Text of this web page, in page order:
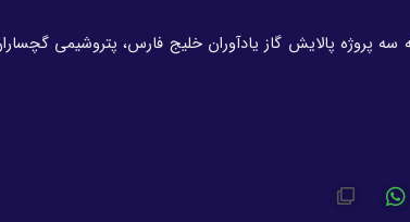
پروژه پالایش گاز یادآوران خلیج فارس، پتروشیمی